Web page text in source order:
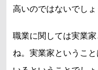
高いのではないでしょ
職業に関しては実業
ね。実業家というこ